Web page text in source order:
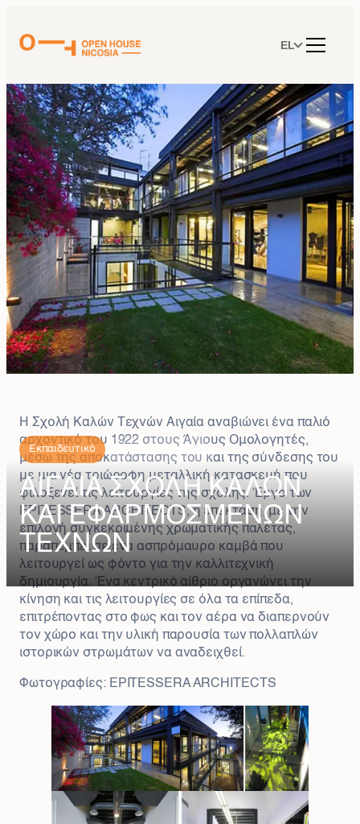
περιεχόμενο
EL
Εκπαιδευτικό Άγιοι Ομολογητές
ΑΙΓΑΙΑ ΣΧΟΛΗ ΚΑΛΩΝ
ΚΑΙ ΕΦΑΡΜΟΣΜΕΝΩΝ
ΤΕΧΝΩΝ
Η Σχολή Καλών Τεχνών Αιγαία αναβιώνει ένα παλιό
αρχοντικό του 1922 στους Άγιους Ομολογητές,
μέσω της αποκατάστασης του και της σύνδεσης του
με μια νέα τριώροφη μεταλλική κατασκευή που
φιλοξενεί τις λειτουργίες της σχολής. Έργο των
EPITESSERA ARCHITECTS, η επέκταση, με την
επιλογή συγκεκριμένης χρωματικής παλέτας,
παραπέμπει σε ένα ασπρόμαυρο καμβά που
λειτουργεί ως φόντο για την καλλιτεχνική
δημιουργία. Ένα κεντρικό αίθριο οργανώνει την
κίνηση και τις λειτουργίες σε όλα τα επίπεδα,
επιτρέποντας στο φως και τον αέρα να διαπερνούν
τον χώρο και την υλική παρουσία των πολλαπλών
ιστορικών στρωμάτων να αναδειχθεί.
Φωτογραφίες: EPITESSERA ARCHITECTS